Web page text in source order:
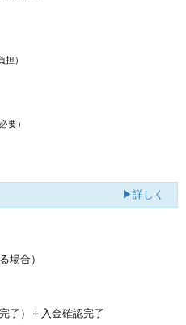
担）
要）
▶詳しく
場合）
了） ＋入金確認完了